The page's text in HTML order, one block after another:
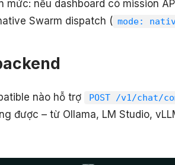
mức: nếu dashboard có mission
Swarm dispatch ( mode:
nào hỗ trợ POST /v1/chat/
được – từ Ollama, LM Studio,